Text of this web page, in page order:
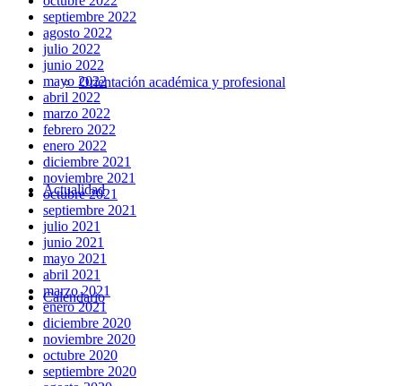
Orientación académica y profesional
Actualidad
Calendario
septiembre 2022
agosto 2022
julio 2022
junio 2022
mayo 2022
abril 2022
marzo 2022
febrero 2022
enero 2022
diciembre 2021
noviembre 2021
octubre 2021
septiembre 2021
julio 2021
junio 2021
mayo 2021
abril 2021
marzo 2021
enero 2021
diciembre 2020
noviembre 2020
octubre 2020
septiembre 2020